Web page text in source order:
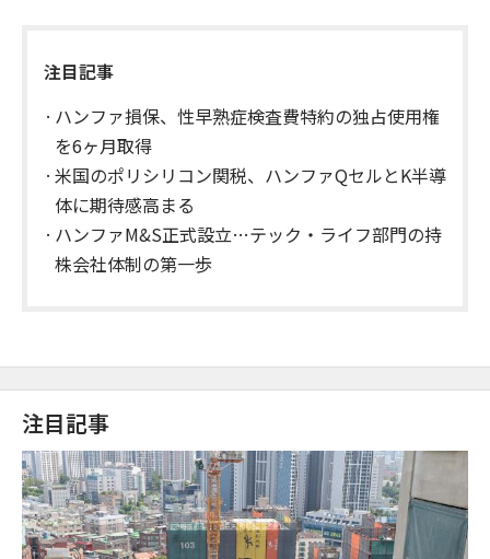
注目記事
ハンファ損保、性早熟症検査費特約の独占使用権
を6ヶ月取得
米国のポリシリコン関税、ハンファQセルとK半導
体に期待感高まる
ハンファM&S正式設立…テック・ライフ部門の持
株会社体制の第一歩
注目記事